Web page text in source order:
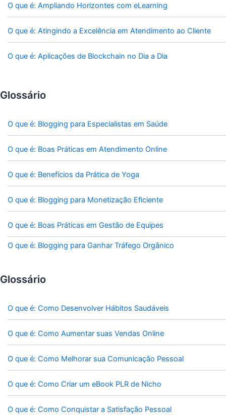
O que é: Ampliando Horizontes com eLearning
O que é: Atingindo a Excelência em Atendimento ao Cliente
O que é: Aplicações de Blockchain no Dia a Dia
Glossário
O que é: Blogging para Especialistas em Saúde
O que é: Boas Práticas em Atendimento Online
O que é: Benefícios da Prática de Yoga
O que é: Blogging para Monetização Eficiente
O que é: Boas Práticas em Gestão de Equipes
O que é: Blogging para Ganhar Tráfego Orgânico
Glossário
O que é: Como Desenvolver Hábitos Saudáveis
O que é: Como Aumentar suas Vendas Online
O que é: Como Melhorar sua Comunicação Pessoal
O que é: Como Criar um eBook PLR de Nicho
O que é: Como Conquistar a Satisfação Pessoal